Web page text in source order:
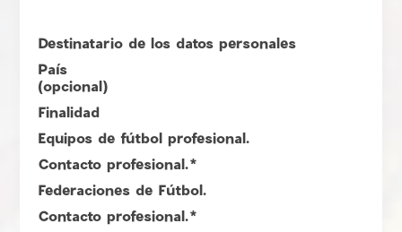
Destinatario de los datos personales
País
(opcional)
Finalidad
Equipos de fútbol profesional.
Contacto profesional.*
Federaciones de Fútbol.
Contacto profesional.*